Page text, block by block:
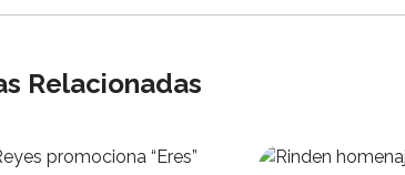
Relacionadas